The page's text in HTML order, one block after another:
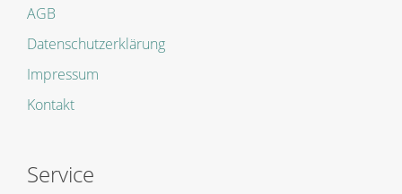
AGB
Datenschutzerklärung
Impressum
Kontakt
Service